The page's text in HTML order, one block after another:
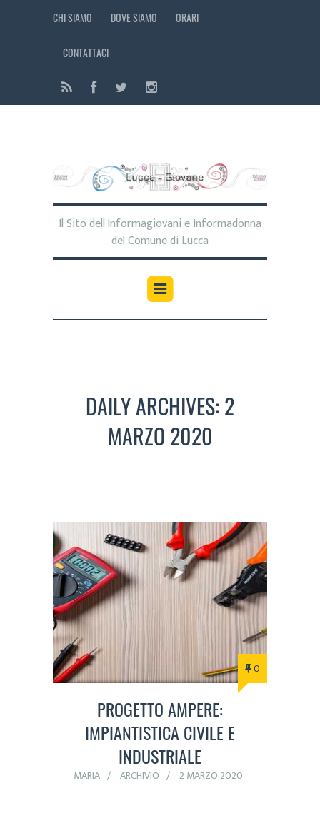
CHI SIAMO DOVE SIAMO ORARI
CONTATTACI
Il Sito dell'Informagiovani e Informadonna
del Comune di Lucca
DAILY ARCHIVES: 2
MARZO 2020
0
PROGETTO AMPERE:
IMPIANTISTICA CIVILE E
INDUSTRIALE
MARIA ARCHIVIO 2 MARZO 2020